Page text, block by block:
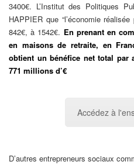
3400€. L’Institut des Politiques
HAPPIER que “l’économie
842€, à 1542€. En prenant en
en maisons de retraite, en
obtient un bénéfice net total par
771 millions d’€
Accédez à
D’autres entrepreneurs sociaux